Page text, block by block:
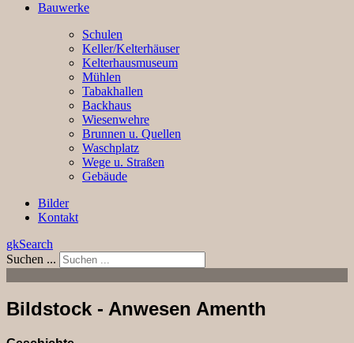
Bauwerke
Schulen
Keller/Kelterhäuser
Kelterhausmuseum
Mühlen
Tabakhallen
Backhaus
Wiesenwehre
Brunnen u. Quellen
Waschplatz
Wege u. Straßen
Gebäude
Bilder
Kontakt
gkSearch
Suchen ...
Bildstock - Anwesen Amenth